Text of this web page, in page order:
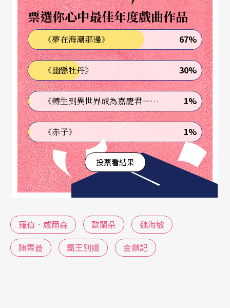
覺得非常難得，他不太可能為另外一個人排一個東
方版的《歐蘭朵》，有可能我就是唯一的。這麼大
的榮耀促使我要好好演。
我們明顯是兩個文化的合作，因此說老實話，在溝
通的過程中，即使有翻譯，我不太了解他的想法，
不知道他的底線在哪裡，也不知道他要如何來運用
我。京劇的表情、聲腔都是很豐富的，有很多是他
沒有看到的，我本來想讓他知道我可以做到什麼，
然後他再來做個整合，所以一開始我提出很多可能
性給他。他也不是不急，而是因為這齣戲已經有很
材，比如說有一場要表現青年歐蘭朵，我們就有很
多的可能性，當時試了用劍、槍等京劇的東西，我
覺得怪怪得，他也不喜歡，京劇就是太程式化了，
票選你心中最佳年度戲曲作品
《夢在海潮那邊》 67%
《幽戀牡丹》 30%
《轉生到異世界成為嘉慶君—發現我的祖先是詐騙集團!?》 1%
《赤子》 1%
投票看結果
羅伯．威爾森 歐蘭朵
魏海敏
陳霖蒼
霸王別姬 金鎖記